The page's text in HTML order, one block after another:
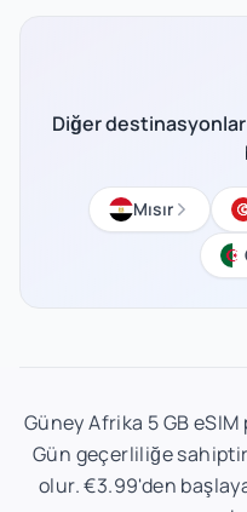
Diğer
Mısır
Güney Afrika 5 GB
Gün geçerliliğe
olur. €3.99'den